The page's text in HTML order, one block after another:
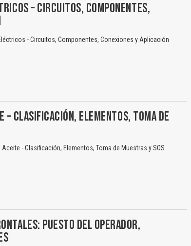
– CIRCUITOS, COMPONENTES,
- Circuitos, Componentes, Conexiones y Aplicación
– CLASIFICACIÓN, ELEMENTOS, TOMA DE
- Clasificación, Elementos, Toma de Muestras y SOS
PUESTO DEL OPERADOR,